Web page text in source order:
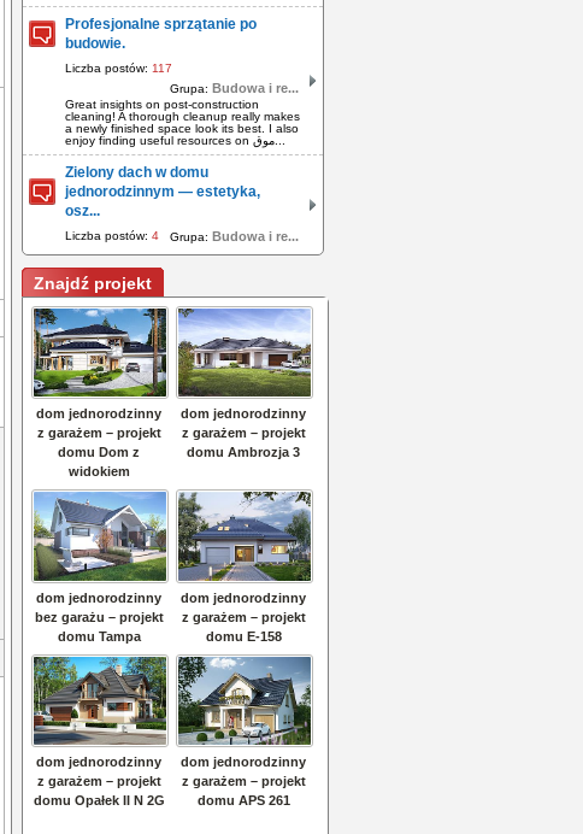
Profesjonalne sprzątanie po
budowie.
Liczba postów: 117
Grupa: Budowa i re...
Great insights on post-construction
cleaning! A thorough cleanup really makes
a newly finished space look its best. I also
Zielony dach w domu
jednorodzinnym — estetyka,
osz...
Liczba postów: 4 Grupa: Budowa i re...
Znajdź projekt